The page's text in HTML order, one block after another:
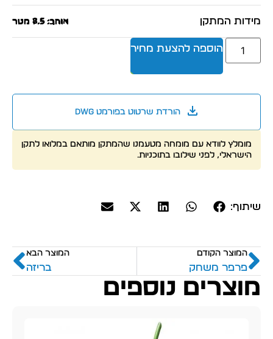
מידות המתקן אורך: 8.5 מטר
רוחב: 7.5 מטר
הוספה להצעת מחיר
הורדת שרטוט בפורמט dwg
מומלץ לוודא עם מומחה מטעמנו שהמתקן מותאם במלואו לתקן
הישראלי, לפני שילובו בתוכניות.
שיתוף:
המוצר הקודם
פרפר משחק
המוצר הבא
בריזה
מוצרים נוספים